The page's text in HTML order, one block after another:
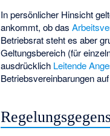
In persönlicher Hinsicht
ankommt, ob das
Betriebsrat steht es aber
Geltungsbereich (für
ausdrücklich Leitende
Betriebsvereinbarungen